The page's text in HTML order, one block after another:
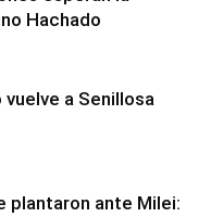
Hachado
a Senillosa
plantaron ante Milei: